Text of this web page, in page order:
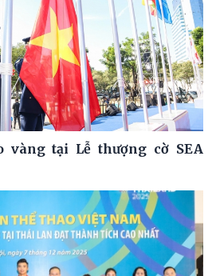
vàng tại Lễ thượng cờ SEA